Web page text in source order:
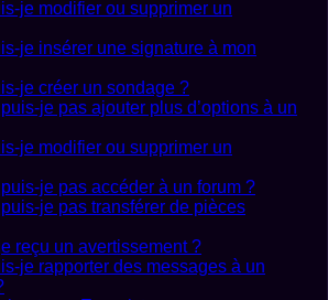
je modifier ou supprimer un
je insérer une signature à mon
je créer un sondage ?
je pas ajouter plus d’options à un
je modifier ou supprimer un
je pas accéder à un forum ?
je pas transférer de pièces
reçu un avertissement ?
je rapporter des messages à un